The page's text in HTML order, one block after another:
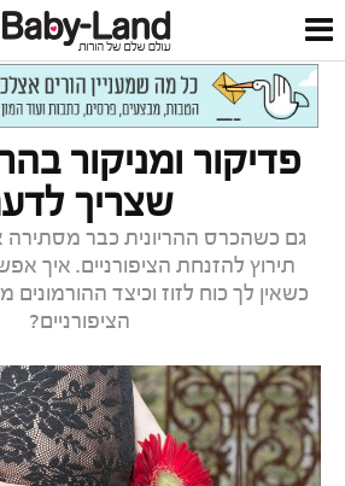
להיות בהריון
פדיקור ומניקור
שצריך
גם כשהכרס ההריונית כבר מסתירה
תירוץ להזנחת הציפורניים. איך
כשאין לך כוח לזוז וכיצד
הציפורניים?